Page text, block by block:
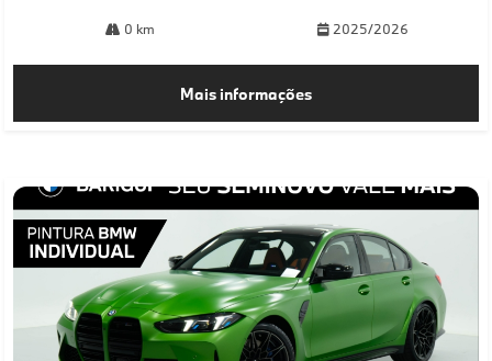
0 km 2025/2026
Mais informações